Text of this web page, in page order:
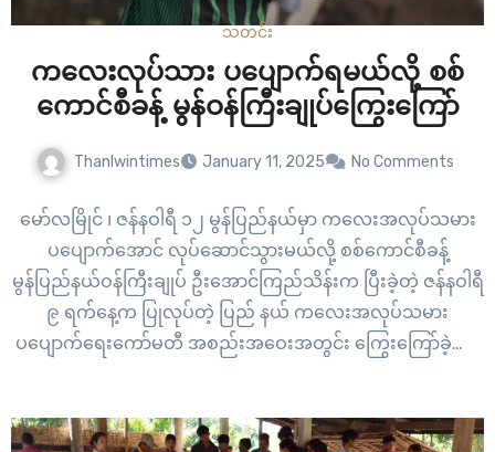
သတင်း
ကလေးလုပ်သား ပပျောက်ရမယ်လို့ စစ်
ကောင်စီခန့် မွန်ဝန်ကြီးချုပ်ကြွေးကြော်
Thanlwintimes January 11, 2025 No Comments
မော်လမြိုင် ၊ ဇန်နဝါရီ ၁၂ မွန်ပြည်နယ်မှာ ကလေးအလုပ်သမား
ပပျောက်အောင် လုပ်ဆောင်သွားမယ်လို့ စစ်ကောင်စီခန့်
မွန်ပြည်နယ်ဝန်ကြီးချုပ် ဦးအောင်ကြည်သိန်းက ပြီးခဲ့တဲ့ ဇန်နဝါရီ
၉ ရက်နေ့က ပြုလုပ်တဲ့ ပြည် နယ် ကလေးအလုပ်သမား
ပပျောက်ရေးကော်မတီ အစည်းအဝေးအတွင်း ကြွေးကြော်ခဲ့တာ